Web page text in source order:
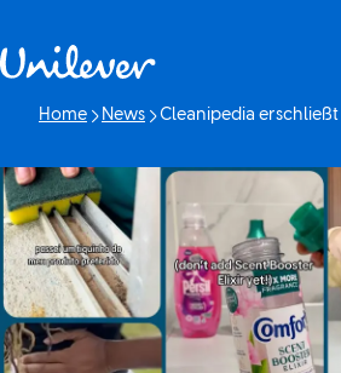
Home News
Aktuelle Seite:
Cleanipedia